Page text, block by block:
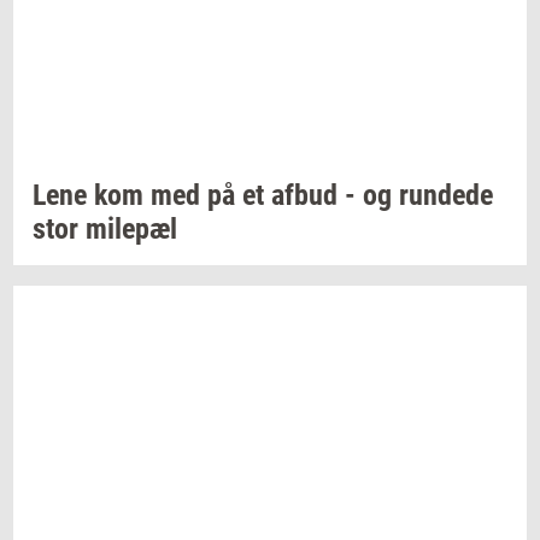
Lene kom med på et afbud - og run­de­de
stor milepæl